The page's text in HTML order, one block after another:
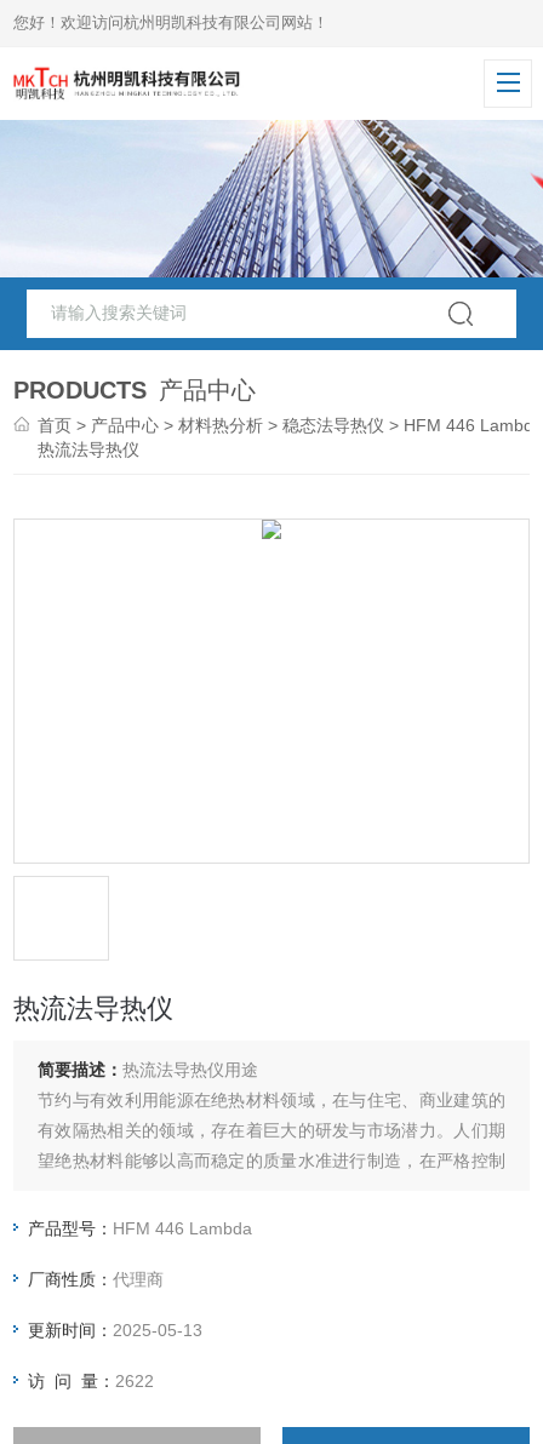
您好！欢迎访问杭州明凯科技有限公司网站！
PRODUCTS 产品中心
首页 > 产品中心 >材料热分析 >稳态法导热仪 > HFM 446 Lambda
热流法导热仪
热流法导热仪
简要描述：热流法导热仪用途
节约与有效利用能源在绝热材料领域，在与住宅、商业建筑的
有效隔热相关的领域，存在着巨大的研发与市场潜力。人们期
望绝热材料能够以高而稳定的质量水准进行制造，在严格控制
多的相关标准与规范。
产品型号： HFM 446 Lambda
厂商性质：代理商
更新时间： 2025-05-13
访 问 量： 2622